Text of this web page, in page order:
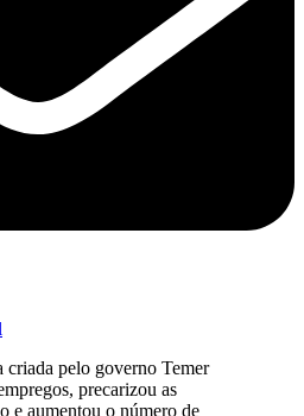
criada pelo governo Temer
precarizou as
e aumentou o número de